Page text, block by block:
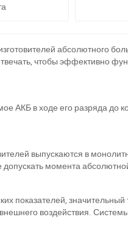
абсолютного
чтобы эффективно
АКБ в ходе его разряда до
выпускаются в
момента
показателей,
воздействия.
51-11